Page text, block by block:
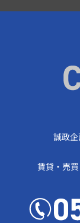
誠政
賃貸・売